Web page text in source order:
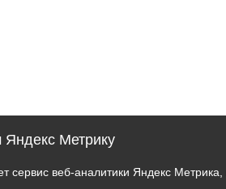
Метрику
сервис веб-аналитики Яндекс